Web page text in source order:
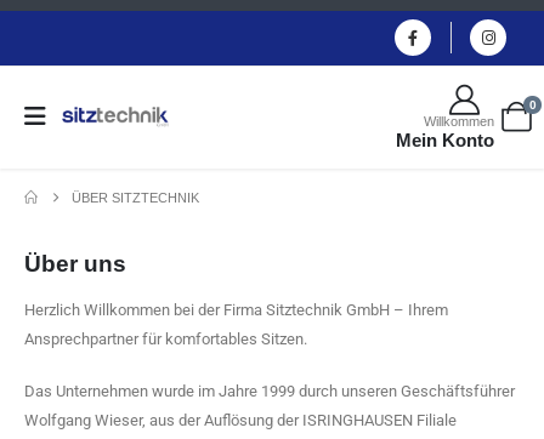
Willkommen
Mein Konto
0
ÜBER SITZTECHNIK
Über uns
Herzlich Willkommen bei der Firma Sitztechnik GmbH – Ihrem
Ansprechpartner für komfortables Sitzen.
Das Unternehmen wurde im Jahre 1999 durch unseren Geschäftsführer
Wolfgang Wieser, aus der Auflösung der ISRINGHAUSEN Filiale